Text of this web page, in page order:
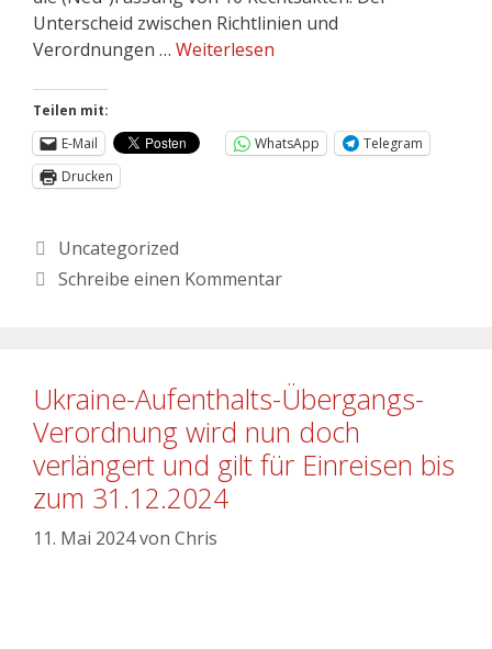
Unterscheid zwischen Richtlinien und
Verordnungen … Weiterlesen
Teilen mit:
E-Mail
WhatsApp
Telegram
Drucken
Uncategorized
Schreibe einen Kommentar
Ukraine-Aufenthalts-Übergangs-
Verordnung wird nun doch
verlängert und gilt für Einreisen bis
zum 31.12.2024
11. Mai 2024von Chris